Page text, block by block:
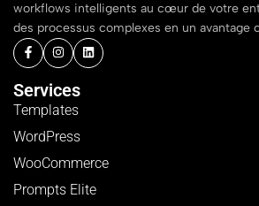
workflows intelligents au cœur de votre
des processus complexes en un avantage
Services
Templates
WordPress
WooCommerce
Prompts Elite